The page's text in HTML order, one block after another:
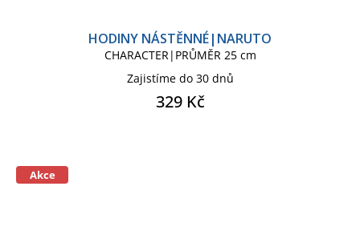
HODINY NÁSTĚNNÉ|NARUTO
CHARACTER|PRŮMĚR 25 cm
Zajistíme do 30 dnů
329 Kč
Akce